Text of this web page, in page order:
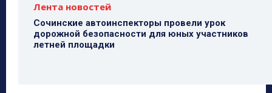
Лента новостей
Сочинские автоинспекторы провели урок
дорожной безопасности для юных участников
летней площадки